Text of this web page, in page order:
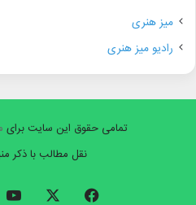
میز هنری
رادیو میز هنری
تمامی حقوق این سایت برای
نقل مطالب با ذکر
فیسبوک ایکس